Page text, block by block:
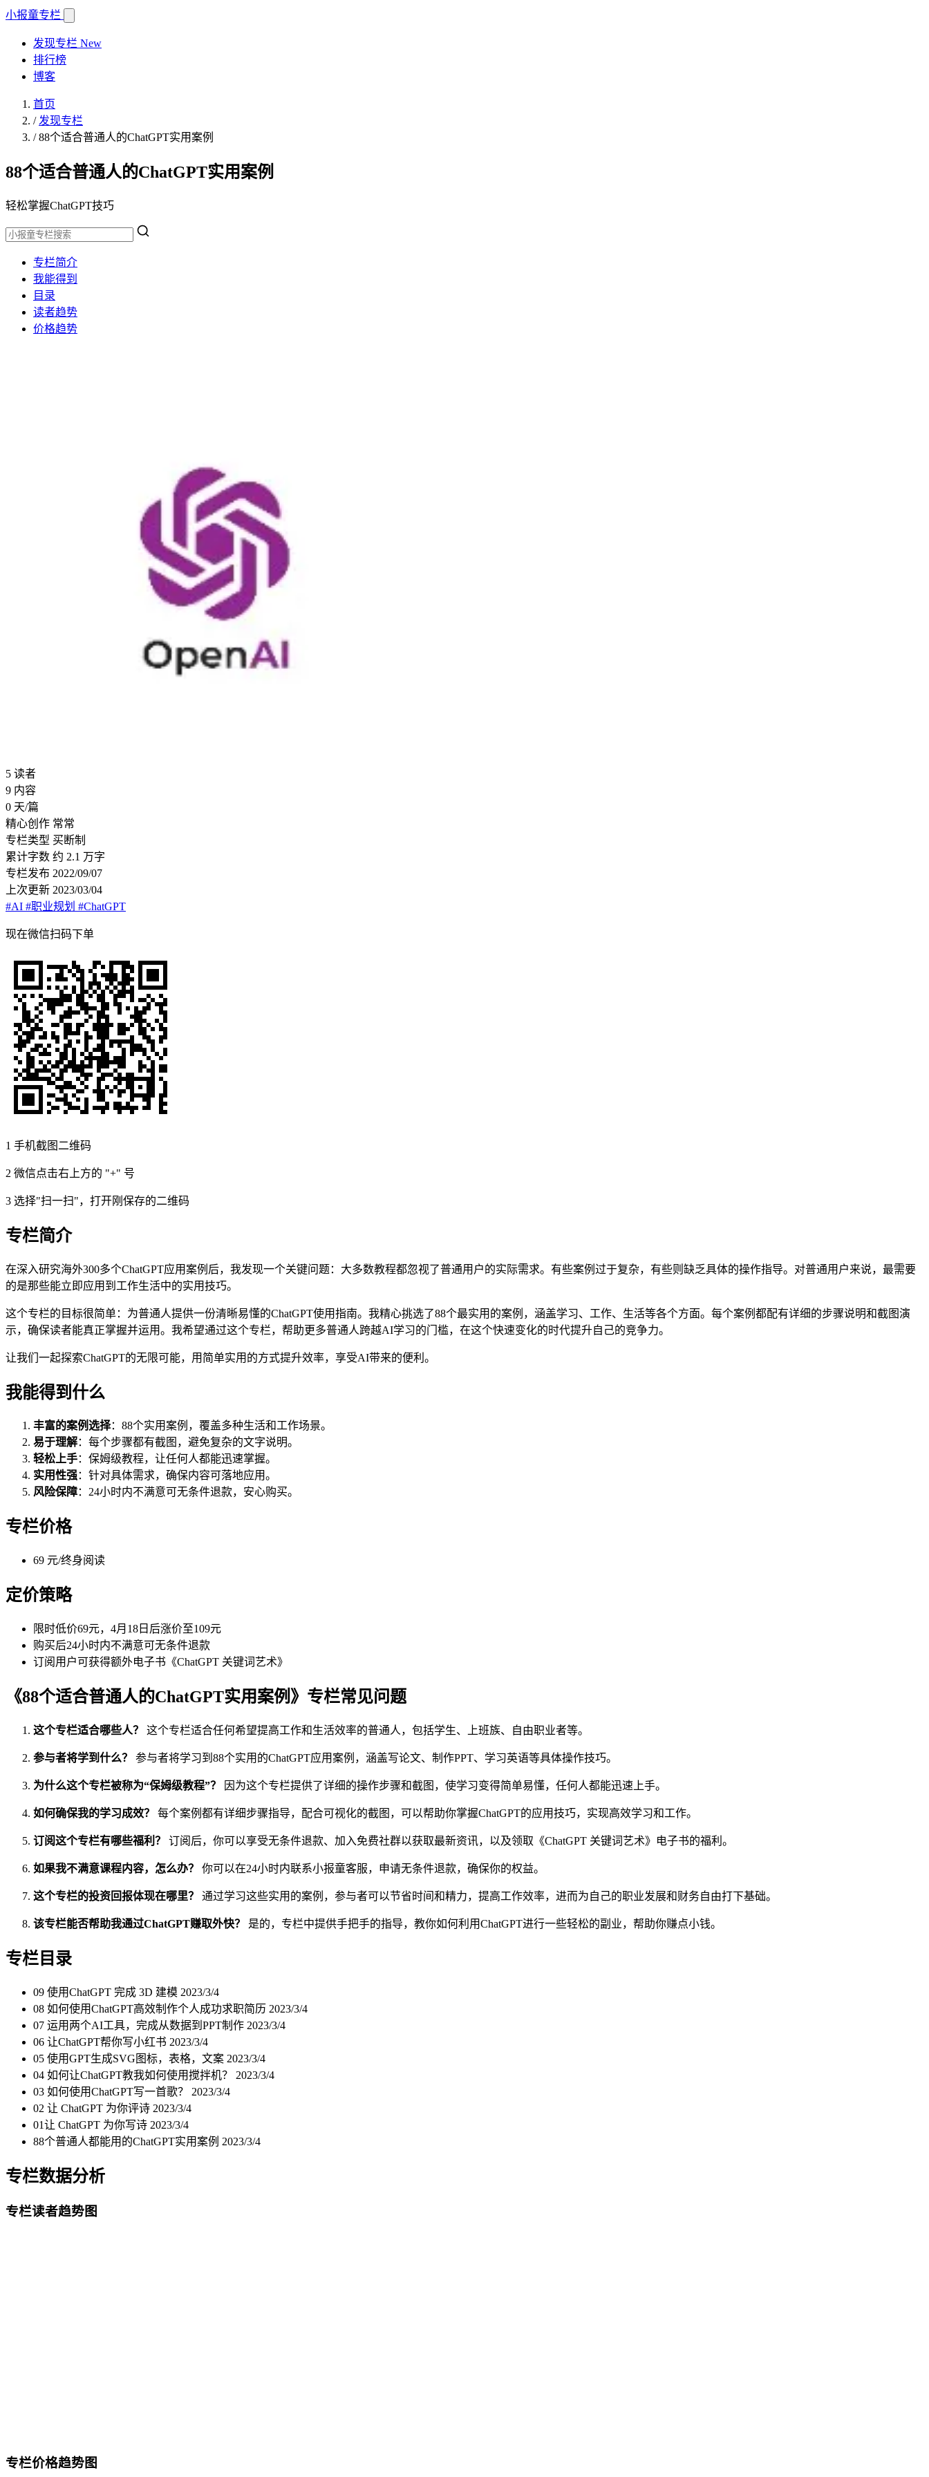
小报童专栏
发现专栏 New
排行榜
博客
首页
/ 发现专栏
/88个适合普通人的ChatGPT实用案例
88个适合普通人的ChatGPT实用案例
轻松掌握ChatGPT技巧
专栏简介
我能得到
目录
读者趋势
价格趋势
5 读者
9 内容
0 天/篇
精心创作 常常
专栏类型 买断制
累计字数 约 2.1 万字
专栏发布 2022/09/07
上次更新 2023/03/04
#AI #职业规划 #ChatGPT
现在微信扫码下单
1 手机截图二维码
2 微信点击右上方的 "+" 号
3 选择"扫一扫"，打开刚保存的二维码
专栏简介
在深入研究海外300多个ChatGPT应用案例后，我发现一个关键问题：大多数教程都忽视了普通用户的实际需求。有些案例过于复杂，有些则缺乏具体的操作指导。对普通用户来说，最需要
的是那些能立即应用到工作生活中的实用技巧。
这个专栏的目标很简单：为普通人提供一份清晰易懂的ChatGPT使用指南。我精心挑选了88个最实用的案例，涵盖学习、工作、生活等各个方面。每个案例都配有详细的步骤说明和截图演
示，确保读者能真正掌握并运用。我希望通过这个专栏，帮助更多普通人跨越AI学习的门槛，在这个快速变化的时代提升自己的竞争力。
让我们一起探索ChatGPT的无限可能，用简单实用的方式提升效率，享受AI带来的便利。
我能得到什么
丰富的案例选择：88个实用案例，覆盖多种生活和工作场景。
易于理解：每个步骤都有截图，避免复杂的文字说明。
轻松上手：保姆级教程，让任何人都能迅速掌握。
实用性强：针对具体需求，确保内容可落地应用。
风险保障：24小时内不满意可无条件退款，安心购买。
专栏价格
69 元/终身阅读
定价策略
限时低价69元，4月18日后涨价至109元
购买后24小时内不满意可无条件退款
订阅用户可获得额外电子书《ChatGPT 关键词艺术》
《88个适合普通人的ChatGPT实用案例》专栏常见问题
这个专栏适合哪些人？ 这个专栏适合任何希望提高工作和生活效率的普通人，包括学生、上班族、自由职业者等。
参与者将学到什么？ 参与者将学习到88个实用的ChatGPT应用案例，涵盖写论文、制作PPT、学习英语等具体操作技巧。
为什么这个专栏被称为“保姆级教程”？ 因为这个专栏提供了详细的操作步骤和截图，使学习变得简单易懂，任何人都能迅速上手。
如何确保我的学习成效？ 每个案例都有详细步骤指导，配合可视化的截图，可以帮助你掌握ChatGPT的应用技巧，实现高效学习和工作。
订阅这个专栏有哪些福利？ 订阅后，你可以享受无条件退款、加入免费社群以获取最新资讯，以及领取《ChatGPT 关键词艺术》电子书的福利。
如果我不满意课程内容，怎么办？ 你可以在24小时内联系小报童客服，申请无条件退款，确保你的权益。
这个专栏的投资回报体现在哪里？ 通过学习这些实用的案例，参与者可以节省时间和精力，提高工作效率，进而为自己的职业发展和财务自由打下基础。
该专栏能否帮助我通过ChatGPT赚取外快？ 是的，专栏中提供手把手的指导，教你如何利用ChatGPT进行一些轻松的副业，帮助你赚点小钱。
专栏目录
09 使用ChatGPT 完成 3D 建模 2023/3/4
08 如何使用ChatGPT高效制作个人成功求职简历 2023/3/4
07 运用两个AI工具，完成从数据到PPT制作 2023/3/4
06 让ChatGPT帮你写小红书 2023/3/4
05 使用GPT生成SVG图标，表格，文案 2023/3/4
04 如何让ChatGPT教我如何使用搅拌机？ 2023/3/4
03 如何使用ChatGPT写一首歌？ 2023/3/4
02 让 ChatGPT 为你评诗 2023/3/4
01让 ChatGPT 为你写诗 2023/3/4
88个普通人都能用的ChatGPT实用案例 2023/3/4
专栏数据分析
专栏读者趋势图
专栏价格趋势图